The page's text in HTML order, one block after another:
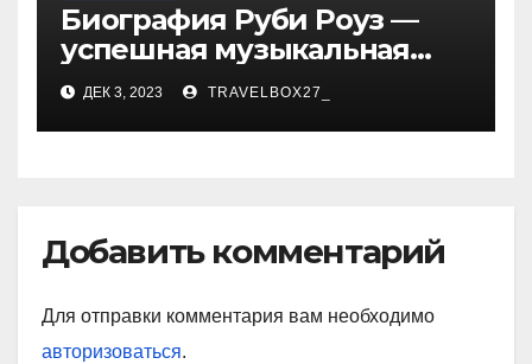
Биография Руби Роуз —
успешная музыкальная
карьера, личная жизнь и
знаковые достижения
ДЕК 3, 2023 TRAVELBOX27_
Добавить комментарий
Для отправки комментария вам необходимо
авторизоваться.